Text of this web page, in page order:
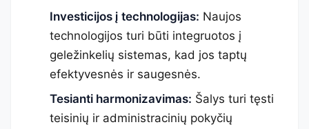
Investicijos į technologijas: Naujos
technologijos turi būti integruotos į
geležinkelių sistemas, kad jos taptų
efektyvesnės ir saugesnės.
Tesianti harmonizavimas: Šalys turi tęsti
teisinių ir administracinių pokyčių